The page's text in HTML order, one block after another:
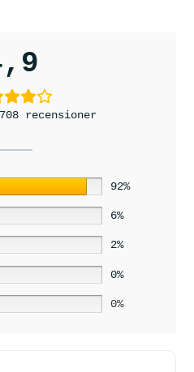
recensioner
92%
6%
2%
0%
0%